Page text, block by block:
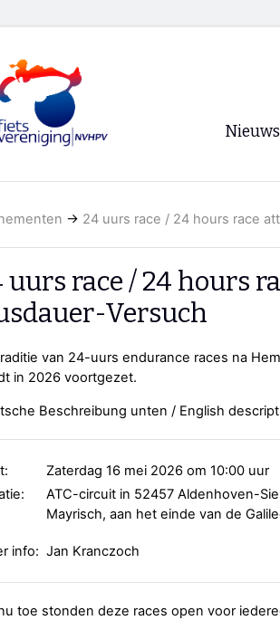
Nieuws
→ 24 uurs race / 24 hours race
uurs race / 24 hours
Versuch
van 24-uurs endurance races na
in 2026 voortgezet.
Beschreibung unten / English
Zaterdag 16 mei 2026 om 10:00 uur
ATC-circuit in 52457 Aldenhoven-
Mayrisch, aan het einde van de
info: Jan Kranczoch
toe stonden deze races open voor